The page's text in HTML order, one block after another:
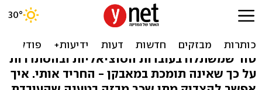
העובדות הסוציאליות אשמות
במצבן? שטויות
טור שמשתלח בעובדות הסוציאליות ובהסתדרות
על כך שאינה תומכת במאבקן - החריד אותי. איך